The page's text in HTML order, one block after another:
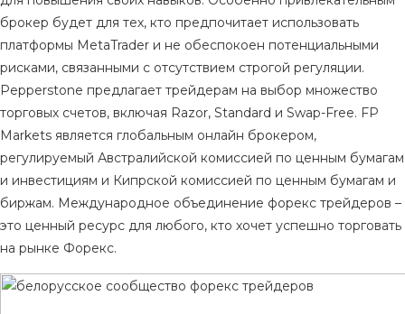
брокер будет для тех, кто предпочитает использовать
платформы MetaTrader и не обеспокоен потенциальными
рисками, связанными с отсутствием строгой регуляции.
Pepperstone предлагает трейдерам на выбор множество
торговых счетов, включая Razor, Standard и Swap-Free. FP
Markets является глобальным онлайн брокером,
регулируемый Австралийской комиссией по ценным бумагам
и инвестициям и Кипрской комиссией по ценным бумагам и
биржам. Международное объединение форекс трейдеров –
это ценный ресурс для любого‚ кто хочет успешно торговать
на рынке Форекс.